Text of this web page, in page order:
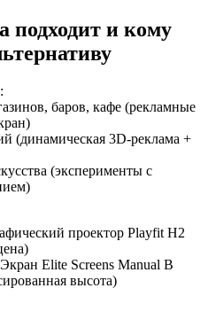
подходит и кому
баров, кафе (рекламные
(динамическая 3D-реклама +
(эксперименты с
проектор Playfit H2
Elite Screens Manual B
высота)